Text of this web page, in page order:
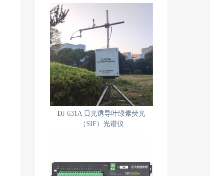
DJ-631A 日光诱导叶绿素荧光
（SIF）光谱仪